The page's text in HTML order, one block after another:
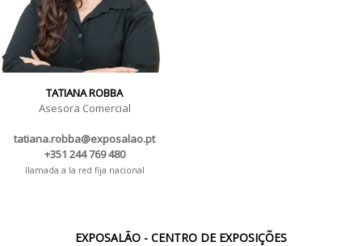
TATIANA ROBBA
Asesora Comercial
tatiana.robba@exposalao.pt
+351 244 769 480
llamada a la red fija nacional
EXPOSALÃO - CENTRO DE EXPOSIÇÕES